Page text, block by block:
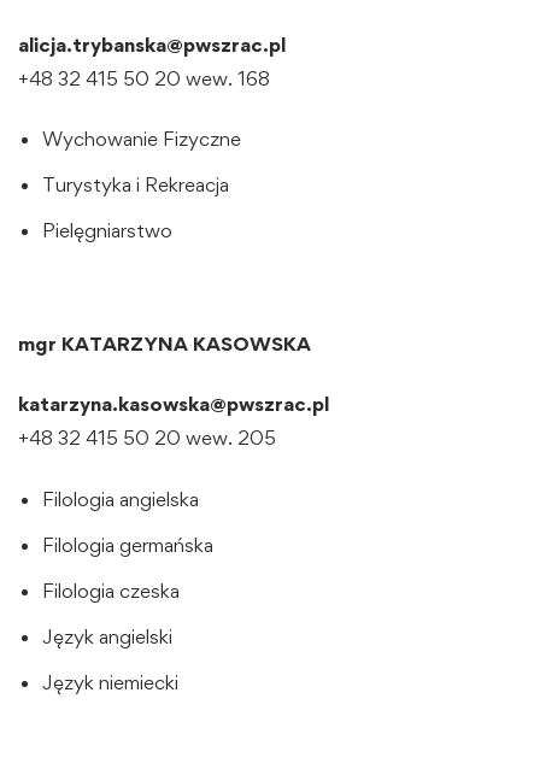
alicja.trybanska@pwszrac.pl
+48 32 415 50 20 wew. 168
Wychowanie Fizyczne
Turystyka i Rekreacja
Pielęgniarstwo
mgr KATARZYNA KASOWSKA
katarzyna.kasowska@pwszrac.pl
+48 32 415 50 20 wew. 205
Filologia angielska
Filologia germańska
Filologia czeska
Język angielski
Język niemiecki